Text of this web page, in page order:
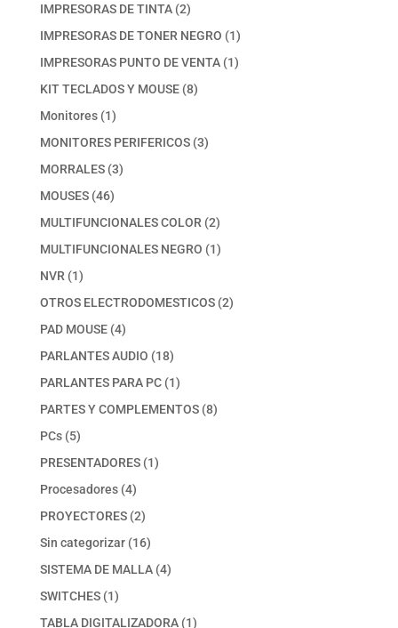
IMPRESORAS DE TINTA 22
productos
IMPRESORAS DE TONER NEGRO 11
producto
IMPRESORAS PUNTO DE VENTA 11
KIT TECLADOS Y MOUSE 88
Monitores 11
producto
MONITORES PERIFERICOS 33
MORRALES 33
MOUSES 4646
productos
MULTIFUNCIONALES COLOR 22
productos
MULTIFUNCIONALES NEGRO 11
NVR 11
producto
OTROS ELECTRODOMESTICOS 22
PAD MOUSE 44
productos
PARLANTES AUDIO 1818
productos
PARLANTES PARA PC 11
producto
PARTES Y COMPLEMENTOS 88
PCs 55
productos
PRESENTADORES 11
Procesadores 44
productos
PROYECTORES 22
productos
Sin categorizar 1616
productos
SISTEMA DE MALLA 44
SWITCHES 11
producto
TABLA DIGITALIZADORA 11